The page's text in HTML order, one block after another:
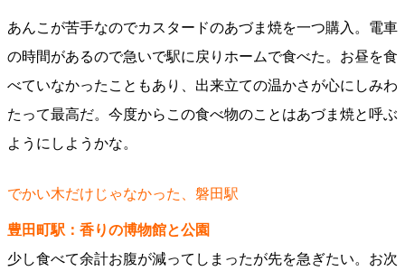
あんこが苦手なのでカスタードのあづま焼を一つ購入。電車
の時間があるので急いで駅に戻りホームで食べた。お昼を食
べていなかったこともあり、出来立ての温かさが心にしみわ
たって最高だ。今度からこの食べ物のことはあづま焼と呼ぶ
ようにしようかな。
でかい木だけじゃなかった、磐田駅
豊田町駅：香りの博物館と公園
少し食べて余計お腹が減ってしまったが先を急ぎたい。お次